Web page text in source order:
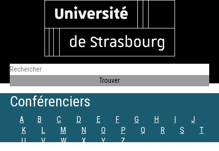
Conférenciers
A B C D E F G H I
J
K
L M N O P Q R S
T
U
V W X Y Z